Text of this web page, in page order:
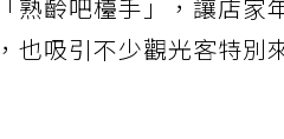
熟齡吧檯手」，讓店家
也吸引不少觀光客特別